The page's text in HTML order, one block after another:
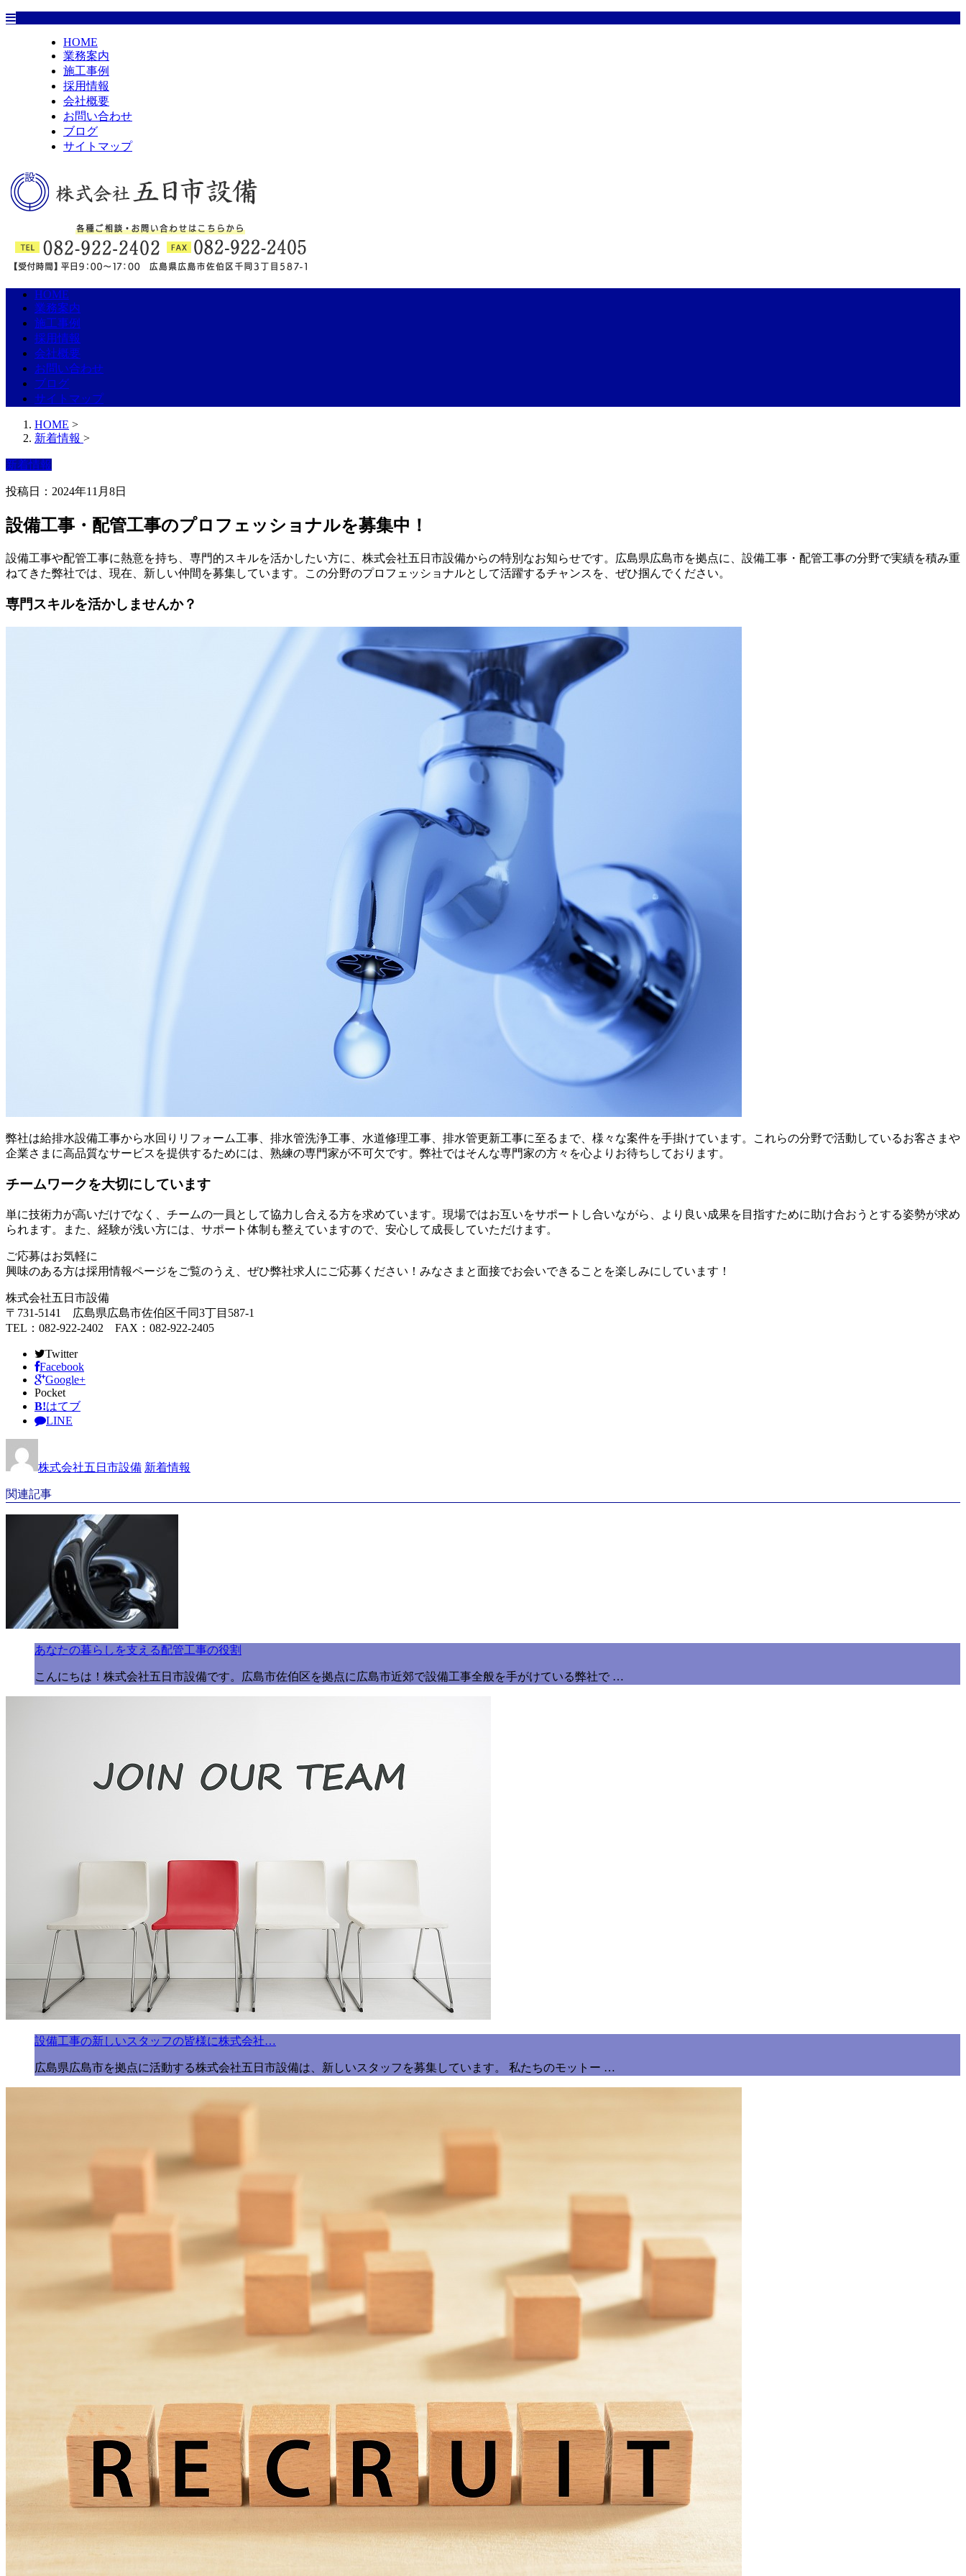
HOME
業務案内
施工事例
採用情報
会社概要
お問い合わせ
ブログ
サイトマップ
HOME
業務案内
施工事例
採用情報
会社概要
お問い合わせ
ブログ
サイトマップ
HOME >
新着情報 >
新着情報
投稿日：2024年11月8日
設備工事・配管工事のプロフェッショナルを募集中！
設備工事や配管工事に熱意を持ち、専門的スキルを活かしたい方に、株式会社五日市設備からの特別なお知らせです。広島県広島市を拠点に、設備工事・配管工事の分野で実績を積み重
ねてきた弊社では、現在、新しい仲間を募集しています。この分野のプロフェッショナルとして活躍するチャンスを、ぜひ掴んでください。
専門スキルを活かしませんか？
弊社は給排水設備工事から水回りリフォーム工事、排水管洗浄工事、水道修理工事、排水管更新工事に至るまで、様々な案件を手掛けています。これらの分野で活動しているお客さまや
企業さまに高品質なサービスを提供するためには、熟練の専門家が不可欠です。弊社ではそんな専門家の方々を心よりお待ちしております。
チームワークを大切にしています
単に技術力が高いだけでなく、チームの一員として協力し合える方を求めています。現場ではお互いをサポートし合いながら、より良い成果を目指すために助け合おうとする姿勢が求め
られます。また、経験が浅い方には、サポート体制も整えていますので、安心して成長していただけます。
ご応募はお気軽に
興味のある方は採用情報ページをご覧のうえ、ぜひ弊社求人にご応募ください！みなさまと面接でお会いできることを楽しみにしています！
株式会社五日市設備
〒731-5141 広島県広島市佐伯区千同3丁目587-1
TEL：082-922-2402 FAX：082-922-2405
Twitter
Facebook
Google+
Pocket
B!はてブ
LINE
株式会社五日市設備 新着情報
関連記事
あなたの暮らしを支える配管工事の役割
こんにちは！株式会社五日市設備です。広島市佐伯区を拠点に広島市近郊で設備工事全般を手がけている弊社で …
設備工事の新しいスタッフの皆様に株式会社…
広島県広島市を拠点に活動する株式会社五日市設備は、新しいスタッフを募集しています。 私たちのモットー …